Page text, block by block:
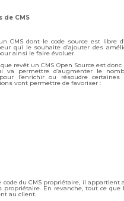
de CMS
CMS dont le code source est libre
qui le souhaite d’ajouter des
ainsi le faire évoluer.
revêt un CMS Open Source est
va permettre d’augmenter le
l’enrichir ou résoudre certaines
vont permettre de favoriser :
code du CMS propriétaire, il appartient
propriétaire. En revanche, tout ce
au client.